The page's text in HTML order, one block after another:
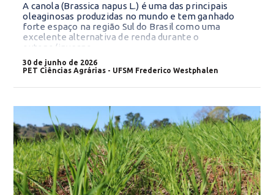
A canola (Brassica napus L.) é uma das principais
oleaginosas produzidas no mundo e tem ganhado
forte espaço na região Sul do Brasil como uma
excelente alternativa de renda durante o
outono/inverno.
30 de junho de 2026
PET Ciências Agrárias - UFSM Frederico Westphalen